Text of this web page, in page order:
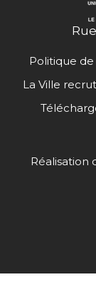
Politique
La Ville
Réalisation